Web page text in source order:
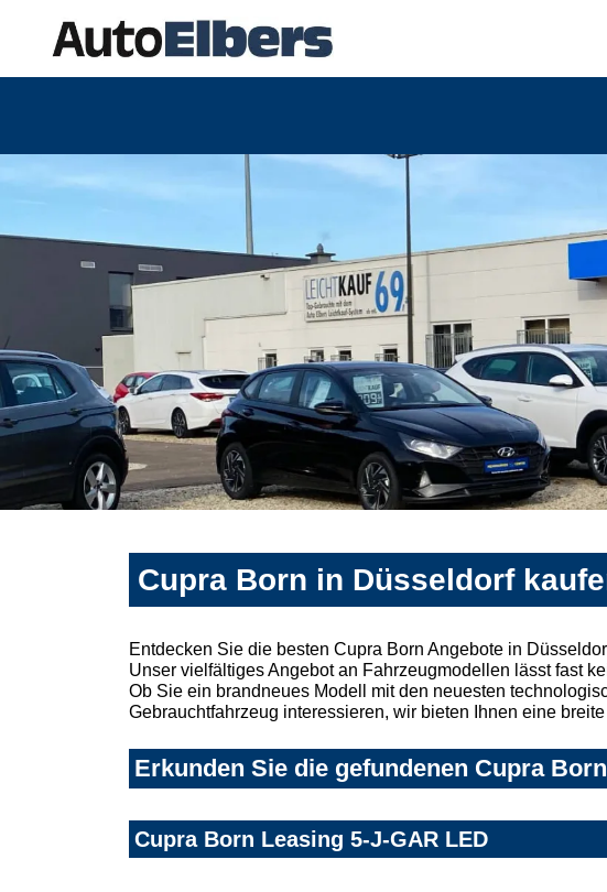
Cupra Born in Düsseldorf
Entdecken Sie die besten Cupra Born Angebote in
Unser vielfältiges Angebot an Fahrzeugmodellen lässt fast
Ob Sie ein brandneues Modell mit den neuesten
Gebrauchtfahrzeug interessieren, wir bieten Ihnen eine
Erkunden Sie die gefundenen Cupra
Cupra Born Leasing 5-J-GAR LED